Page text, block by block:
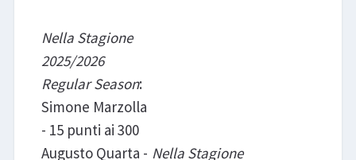
Nella Stagione
2025/2026
Regular Season:
Simone Marzolla
- 15 punti ai 300
Augusto Quarta - Nella Stagione